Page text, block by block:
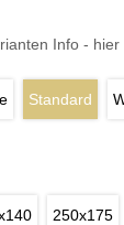
Info - hier
Standard
250x175